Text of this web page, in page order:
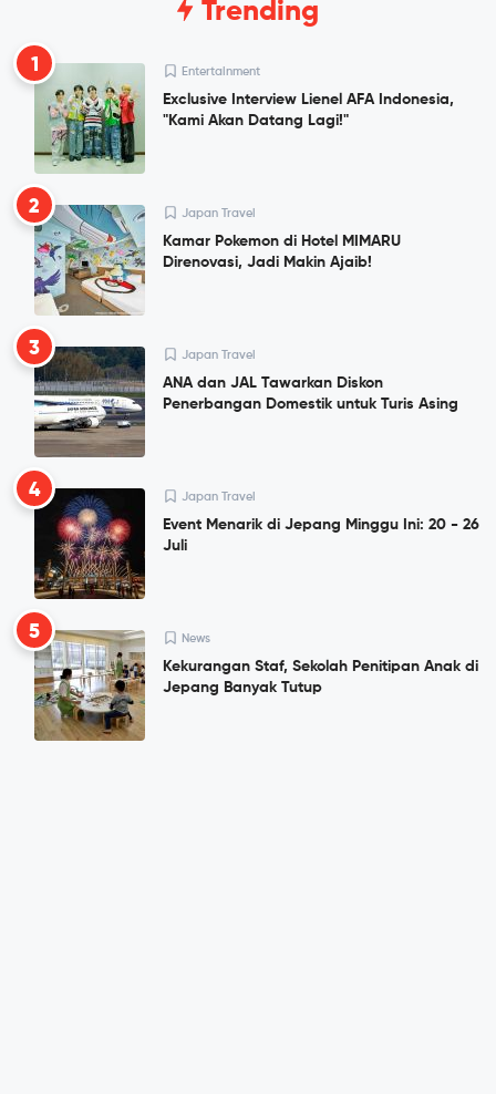
Trending
1 Entertainment
Exclusive Interview Lienel AFA Indonesia,
"Kami Akan Datang Lagi!"
2 Japan Travel
Kamar Pokemon di Hotel MIMARU
Direnovasi, Jadi Makin Ajaib!
3 Japan Travel
ANA dan JAL Tawarkan Diskon
Penerbangan Domestik untuk Turis Asing
4 Japan Travel
Event Menarik di Jepang Minggu Ini: 20 - 26
Juli
5 News
Kekurangan Staf, Sekolah Penitipan Anak di
Jepang Banyak Tutup